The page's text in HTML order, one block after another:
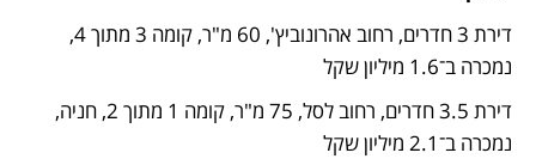
נמכרה ב־1.6 מיליון שקל
נמכרה ב־2.1 מיליון שקל